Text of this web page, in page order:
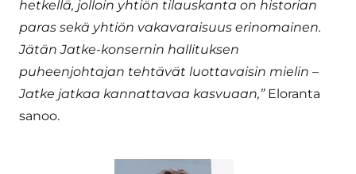
hetkellä, jolloin yhtiön tilauskanta on historian
paras sekä yhtiön vakavaraisuus erinomainen.
Jätän Jatke-konsernin hallituksen
puheenjohtajan tehtävät luottavaisin mielin –
Jatke jatkaa kannattavaa kasvuaan,”Eloranta
sanoo.